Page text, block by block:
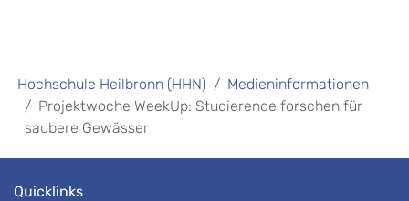
Hochschule Heilbronn (HHN)
Medieninformationen
Projektwoche WeekUp: Studierende forschen für
saubere Gewässer
Quicklinks